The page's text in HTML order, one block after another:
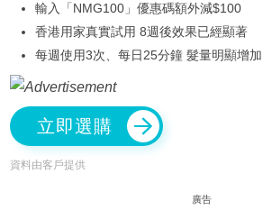
輸入「NMG100」優惠碼額外減$100
香港用家真實試用 8週後效果已經顯著
每週使用3次、每日25分鐘 髮量明顯增加
立即選購
資料由客戶提供
廣告